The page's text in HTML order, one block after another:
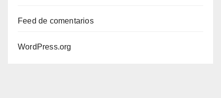
Feed de comentarios
WordPress.org